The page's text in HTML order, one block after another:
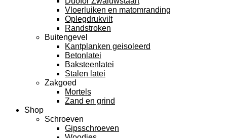
Vloerluiken en matomranding
Oplegdrukvilt
Randstroken
Buitengevel
Kantplanken geisoleerd
Betonlatei
Baksteenlatei
Stalen latei
Zakgoed
Mortels
Zand en grind
Shop
Schroeven
Gipsschroeven